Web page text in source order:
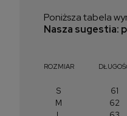
Poniższa tabela
Nasza sugestia:
ROZMIAR
S 61
M
62